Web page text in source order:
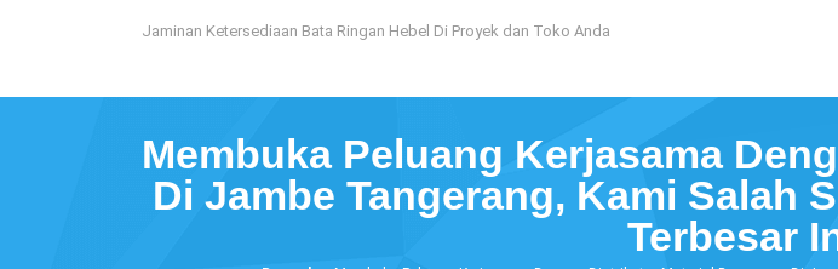
Jaminan Ketersediaan Bata Ringan Hebel Di Proyek dan Toko Anda
Membuka Peluang Kerjasama
Di Jambe Tangerang, Kami Salah
Terbesar